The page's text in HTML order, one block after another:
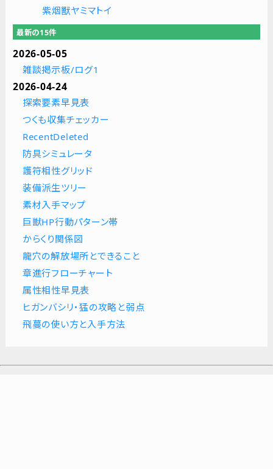
紫烟獸ヤミマトイ
最新の15件
2026-05-05
雑談掲示板/ログ1
2026-04-24
探索要素早見表
つくも収集チェッカー
RecentDeleted
防具シミュレータ
護符相性グリッド
装備派生ツリー
素材入手マップ
巨獣HP行動パターン帯
からくり関係図
龍穴の解放場所とできること
章進行フローチャート
属性相性早見表
ヒガンバシリ・猛の攻略と弱点
飛蔓の使い方と入手方法